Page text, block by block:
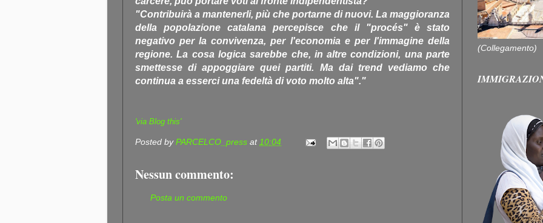
"Contribuirà a mantenerli, più che portarne di nuovi. La maggioranza
della popolazione catalana percepisce che il "procés" è stato
negativo per la convivenza, per l'economia e per l'immagine della
regione. La cosa logica sarebbe che, in altre condizioni, una parte
smettesse di appoggiare quei partiti. Ma dai trend vediamo che
continua a esserci una fedeltà di voto molto alta"."
'via Blog this'
Posted byPARCELCO_press at10:04
Nessun commento:
Posta un commento
(Collegamento)